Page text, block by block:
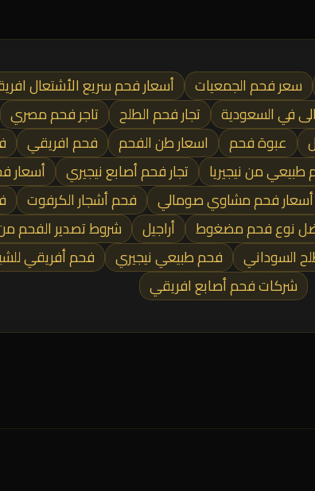
سعر فحم الجمعيات أسعار فحم سريع الأشتعال
في السعودية تجار فحم الطلح تاجر فحم مصري
عبوة فحم اسعار طن الفحم فحم افريقي
من نيجيريا تجار فحم أصابع نيجيري أسعار
أسعار فحم مشاوي صومالي فحم أشجار الكرفوت
نوع فحم مضغوط أراجيل شروط تصدير الفحم
السوداني فحم طبيعي نيجيري فحم أفريقي
شركات فحم أصابع افريقي